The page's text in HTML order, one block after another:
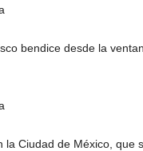
bendice desde la
la Ciudad de México, que